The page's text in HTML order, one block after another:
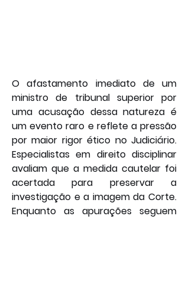
O afastamento imediato de um
ministro de tribunal superior por
uma acusação dessa natureza é
um evento raro e reflete a pressão
por maior rigor ético no Judiciário.
Especialistas em direito disciplinar
avaliam que a medida cautelar foi
acertada para preservar a
investigação e a imagem da Corte.
Enquanto as apurações seguem